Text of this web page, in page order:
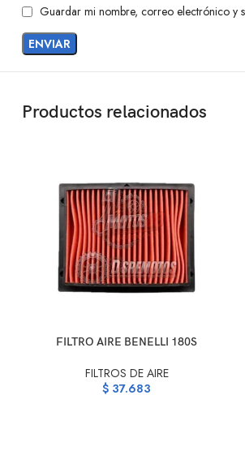
Guardar mi nombre, correo electrónico y
Productos relacionados
AÑADIR AL CARRITO
FILTRO AIRE BENELLI 180S
FILTROS DE AIRE
$ 37.683